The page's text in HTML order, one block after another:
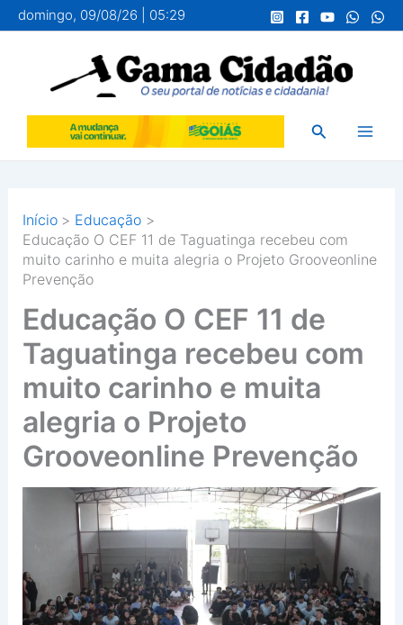
para
conteúdo
domingo, 09/08/26 | 05:29
Pesquisar
Início
Educação
Educação O CEF 11 de Taguatinga recebeu com
muito carinho e muita alegria o Projeto Grooveonline
Prevenção
Educação O CEF 11 de
Taguatinga recebeu com
muito carinho e muita
alegria o Projeto
Grooveonline Prevenção